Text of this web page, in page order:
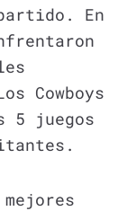
En
Cowboys
5 juegos